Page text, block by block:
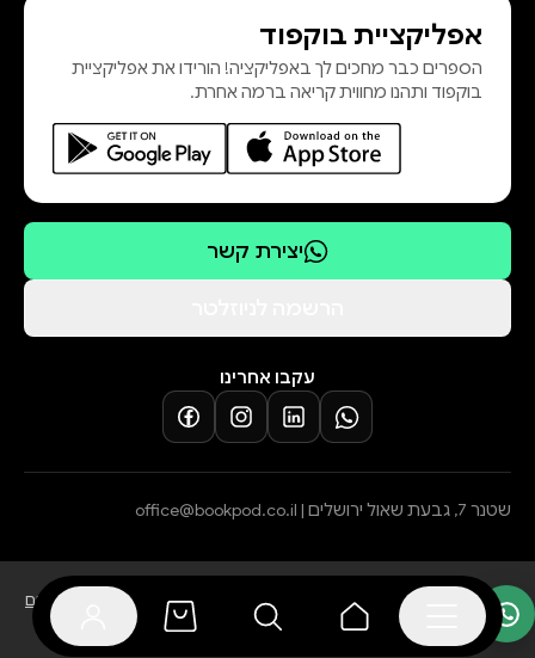
אפליקציית בוקפוד
הספרים כבר מחכים לך באפליקציה! הורידו את אפליקציית
בוקפוד ותהנו מחווית קריאה ברמה אחרת.
יצירת קשר
עקבו אחרינו
שטנר 7, גבעת שאול ירושלים | office@bookpod.co.il
בלוגשירות לקוחות מדיניות פרטיות הצהרת נגישותתקנון הרשמה לסופרים
מדיניות ביטול עסקה והחזרת מוצריםתקנון אתר